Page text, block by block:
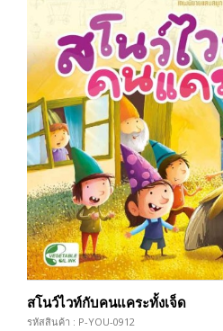
สโนว์ไวท์กับคนแคระทั้งเจ็ด
รหัสสินค้า : P-YOU-0912